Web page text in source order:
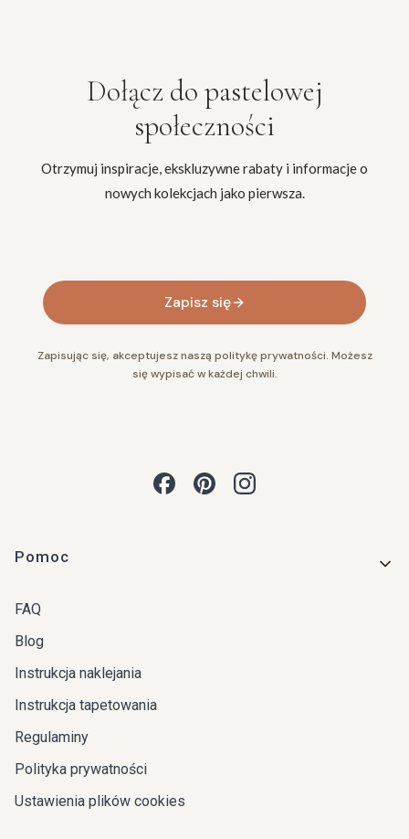
Dołącz do pastelowej
społeczności
Otrzymuj inspiracje, ekskluzywne rabaty i informacje o
nowych kolekcjach jako pierwsza.
Zapisz się
Zapisując się, akceptujesz naszą politykę prywatności. Możesz
się wypisać w każdej chwili.
Linki w stopce
Pomoc
FAQ
Blog
Instrukcja naklejania
Instrukcja tapetowania
Regulaminy
Polityka prywatności
Ustawienia plików cookies